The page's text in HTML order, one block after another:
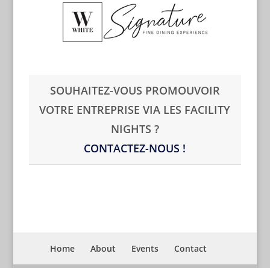
SOUHAITEZ-VOUS PROMOUVOIR
VOTRE ENTREPRISE VIA LES FACILITY
NIGHTS ?
CONTACTEZ-NOUS !
Home About Events Contact